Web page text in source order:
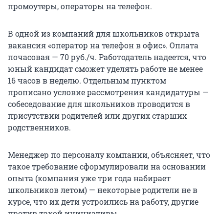
промоутеры, операторы на телефон.
В одной из компаний для школьников открыта
вакансия «оператор на телефон в офис». Оплата
почасовая — 70 руб./ч. Работодатель надеется, что
юный кандидат сможет уделять работе не менее
16 часов в неделю. Отдельным пунктом
прописано условие рассмотрения кандидатуры —
собеседование для школьников проводится в
присутствии родителей или других старших
родственников.
Менеджер по персоналу компании, объясняет, что
такое требование сформулировали на основании
опыта (компания уже три года набирает
школьников летом) — некоторые родители не в
курсе, что их дети устроились на работу, другие